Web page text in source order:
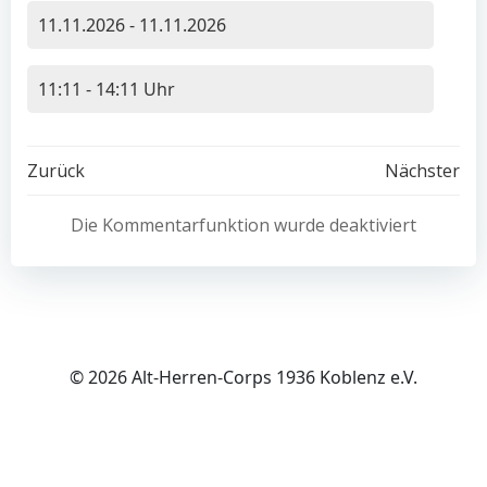
11.11.2026 - 11.11.2026
11:11 - 14:11 Uhr
Post
navigation
Zurück
navigation
Nächster
Die Kommentarfunktion wurde deaktiviert
© 2026 Alt-Herren-Corps 1936 Koblenz e.V.